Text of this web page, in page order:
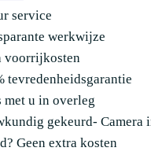
service
werkwijze
voorrijkosten
tevredenheidsgarantie
met u in overleg
gekeurd- Camera
Geen extra kosten